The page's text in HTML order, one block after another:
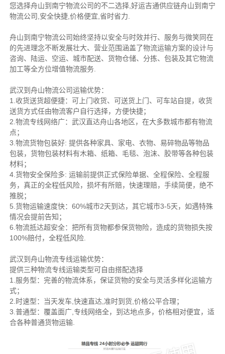
您选择舟山到南宁物流公司的不二选择,好运吉通供应链舟山到南宁
物流公司,安全快捷,价格便宜,省时省力.
舟山到南宁物流公司始终坚持以安全与时效并行、服务与微笑同在
的先进理念不断发展壮大、营业范围涵盖了物流运输方案的设计与
咨询、陆运、空运、城市配送、货物仓储、分拣、包装及其它物流
加工等全方位增值物流服务.
武汉到舟山物流公司运输优势：
1.收货送货超便捷：可上门收货、可送货上门、可车站自提，收货
送货方式任由物流客户自行选择，方便快捷；
2.物流专线网络广：武汉直达舟山各地区，在大多数城市都有物流
点；
3.物流货物包装好: 提供各种家具、家电、衣物、易碎物品等物品
包装，货物包装材料有木箱、纸箱、毛毯、泡沫、胶带等各种包装
材料；
4.货物安全保险多: 运输前提供正式保险单据、全程保险、全程服
务，真正的全程低风险，损坏有所赔，快速理赔，手续简便，绝不
推脱；
5.货物运输速度快：60%城市2天到达，其它城市3-5天，如遇特殊
情况会提前告知；
6.物流抵达超安全：把所有货物都参保货物险，造成的货物损失按
100%赔付，全程低风险.
武汉到舟山物流专线运输优势：
提供三种物流专线运输类型可自由搭配选择
1.服务型：完善的物流体系，保证货物的安全与灵活多样化运输方
式；
2.时速型：当天发车,快速直达,准时到货,价格公平合理；
3.普通型：覆盖面广,专线网络全，到达地点多，价格相对便宜，适
合各种普通货物运输.